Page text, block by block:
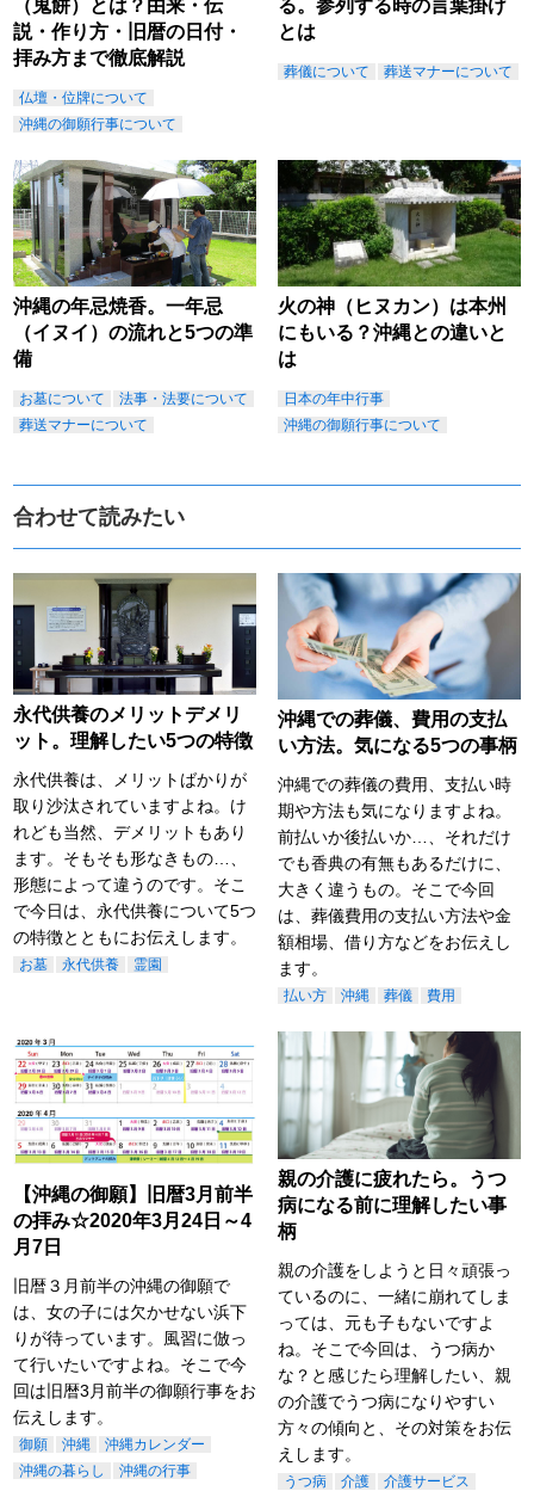
（鬼餅）とは？由来・伝
説・作り方・旧暦の日付・
拝み方まで徹底解説
仏壇・位牌について
沖縄の御願行事について
る。参列する時の言葉掛け
とは
葬儀について 葬送マナーについて
沖縄の年忌焼香。一年忌
（イヌイ）の流れと5つの準
備
お墓について
法事・法要について
葬送マナーについて
火の神（ヒヌカン）は本州
にもいる？沖縄との違いと
は
日本の年中行事
沖縄の御願行事について
合わせて読みたい
永代供養のメリットデメリ
ット。理解したい5つの特徴
永代供養は、メリットばかりが
取り沙汰されていますよね。け
れども当然、デメリットもあり
ます。そもそも形なきもの…、
形態によって違うのです。そこ
で今日は、永代供養について5つ
の特徴とともにお伝えします。
お墓 永代供養 霊園
沖縄での葬儀、費用の支払
い方法。気になる5つの事柄
沖縄での葬儀の費用、支払い時
期や方法も気になりますよね。
前払いか後払いか…、それだけ
でも香典の有無もあるだけに、
大きく違うもの。そこで今回
は、葬儀費用の支払い方法や金
額相場、借り方などをお伝えし
ます。
払い方 沖縄 葬儀 費用
【沖縄の御願】旧暦3月前半
の拝み☆2020年3月24日～4
月7日
旧暦３月前半の沖縄の御願で
は、女の子には欠かせない浜下
りが待っています。風習に倣っ
て行いたいですよね。そこで今
回は旧暦3月前半の御願行事をお
伝えします。
御願 沖縄
沖縄カレンダー
沖縄の暮らし
沖縄の行事
親の介護に疲れたら。うつ
病になる前に理解したい事
柄
親の介護をしようと日々頑張っ
ているのに、一緒に崩れてしま
っては、元も子もないですよ
ね。そこで今回は、うつ病か
な？と感じたら理解したい、親
の介護でうつ病になりやすい
方々の傾向と、その対策をお伝
えします。
うつ病 介護
介護サービス